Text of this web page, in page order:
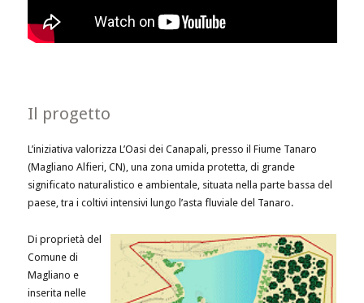
Il progetto
L’iniziativa valorizza L’Oasi dei Canapali, presso il Fiume Tanaro
(Magliano Alfieri, CN), una zona umida protetta, di grande
significato naturalistico e ambientale, situata nella parte bassa del
paese, tra i coltivi intensivi lungo l’asta fluviale del Tanaro.
Di proprietà del
Comune di
Magliano e
inserita nelle